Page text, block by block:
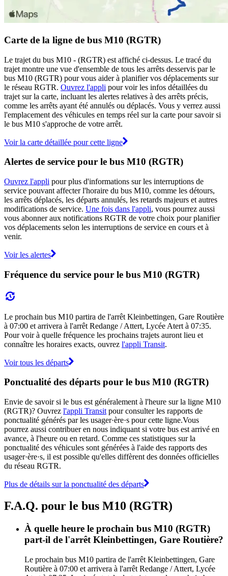
Carte de la ligne de bus M10 (RGTR)
Le trajet du bus M10 - (RGTR) est affiché ci-dessus. Le tracé du
trajet montre une vue d'ensemble de tous les arrêts desservis par le
bus M10 (RGTR) pour vous aider à planifier vos déplacements sur
le réseau RGTR. Ouvrez l'appli pour voir les infos détaillées du
trajet sur la carte, incluant les alertes relatives à des arrêts précis,
comme les arrêts ayant été annulés ou déplacés. Vous y verrez aussi
l'emplacement des véhicules en temps réel sur la carte pour savoir si
le bus M10 s'approche de votre arrêt.
Voir la carte détaillée pour cette ligne
Alertes de service pour le bus M10 (RGTR)
Ouvrez l'appli pour plus d'informations sur les interruptions de
service pouvant affecter l'horaire du bus M10, comme les détours,
les arrêts déplacés, les départs annulés, les retards majeurs et autres
modifications de service. Une fois dans l'appli, vous pourrez aussi
vous abonner aux notifications RGTR de votre choix pour planifier
vos déplacements selon les interruptions de service en cours et à
venir.
Voir les alertes
Fréquence du service pour le bus M10 (RGTR)
Le prochain bus M10 partira de l'arrêt Kleinbettingen, Gare Routière
à 07:00 et arrivera à l'arrêt Redange / Attert, Lycée Atert à 07:35.
Pour voir à quelle fréquence les prochains trajets auront lieu et
connaître les horaires exacts, ouvrez l'appli Transit.
Voir tous les départs
Ponctualité des départs pour le bus M10 (RGTR)
Envie de savoir si le bus est généralement à l'heure sur la ligne M10
(RGTR)? Ouvrez l'appli Transit pour consulter les rapports de
ponctualité générés par les usager·ère·s pour cette ligne.Vous
pourrez aussi contribuer en nous indiquant si votre bus est arrivé en
avance, à l'heure ou en retard. Comme ces statistiques sur la
ponctualité des véhicules sont générées à l'aide des rapports des
usager·ère·s, il est possible qu'elles diffèrent des données officielles
du réseau RGTR.
Plus de détails sur la ponctualité des départs
F.A.Q. pour le bus M10 (RGTR)
À quelle heure le prochain bus M10 (RGTR)
part-il de l'arrêt Kleinbettingen, Gare Routière?
Le prochain bus M10 partira de l'arrêt Kleinbettingen, Gare
Routière à 07:00 et arrivera à l'arrêt Redange / Attert, Lycée